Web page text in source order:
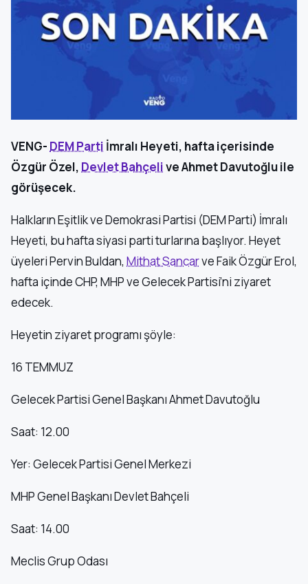
VENG- DEM Parti İmralı Heyeti, hafta içerisinde
Özgür Özel, DevletBahçelive Ahmet Davutoğlu ile
görüşecek.
Halkların Eşitlik ve Demokrasi Partisi (DEM Parti) İmralı
Heyeti, bu hafta siyasi parti turlarına başlıyor. Heyet
üyeleri Pervin Buldan, Mithat Sancarve Faik Özgür Erol,
hafta içinde CHP, MHP ve Gelecek Partisi’ni ziyaret
edecek.
Heyetin ziyaret programı şöyle:
16 TEMMUZ
Gelecek Partisi Genel Başkanı Ahmet Davutoğlu
Saat: 12.00
Yer: Gelecek Partisi Genel Merkezi
MHP Genel Başkanı Devlet Bahçeli
Saat: 14.00
Meclis Grup Odası